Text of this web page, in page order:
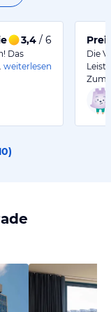
keinen Sinn.
3,4 / 6
Das
weiterlesen
Die
)